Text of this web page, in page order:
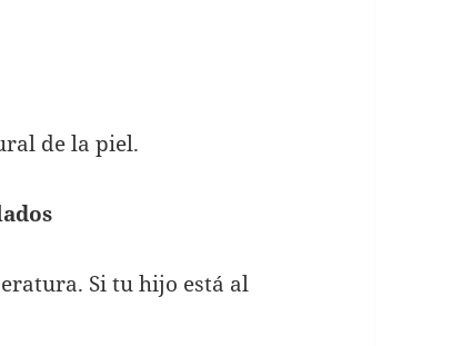
de la piel.
Si tu hijo está al